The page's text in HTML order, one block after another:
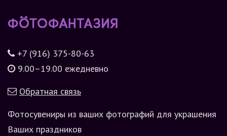
+7 (916) 375-80-63
9.00–19.00 ежедневно
Обратная связь
Фотосувениры из ваших фотографий для украшения
Ваших праздников